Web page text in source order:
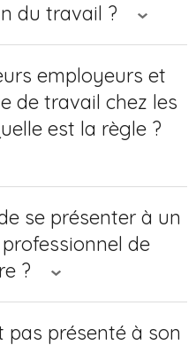
du travail ?
employeurs et
de travail chez les
est la règle ?
se présenter à un
de
?
pas présenté à son